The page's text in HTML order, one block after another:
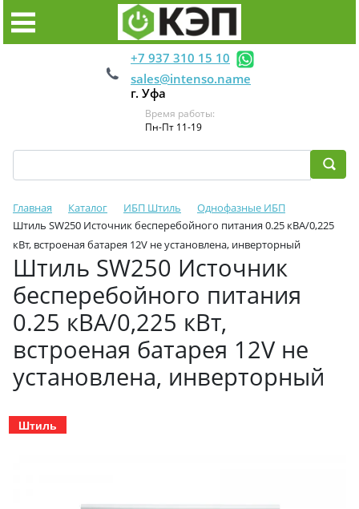
+7 937 310 15 10
sales@intenso.name
г. Уфа
Время работы:
Пн-Пт 11-19
Главная Каталог ИБП Штиль
Однофазные ИБП
Штиль SW250 Источник бесперебойного питания 0.25 кВА/0,225
кВт, встроеная батарея 12V не установлена, инверторный
Штиль SW250 Источник
бесперебойного питания
0.25 кВА/0,225 кВт,
встроеная батарея 12V не
установлена, инверторный
Штиль